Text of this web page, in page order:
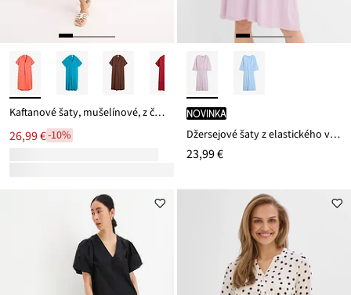
Kaftanové šaty, mušelínové, z čistej bavlny
26,99 €-10%
novinka
Džersejové šaty z elastického viskózového mixu
23,99 €